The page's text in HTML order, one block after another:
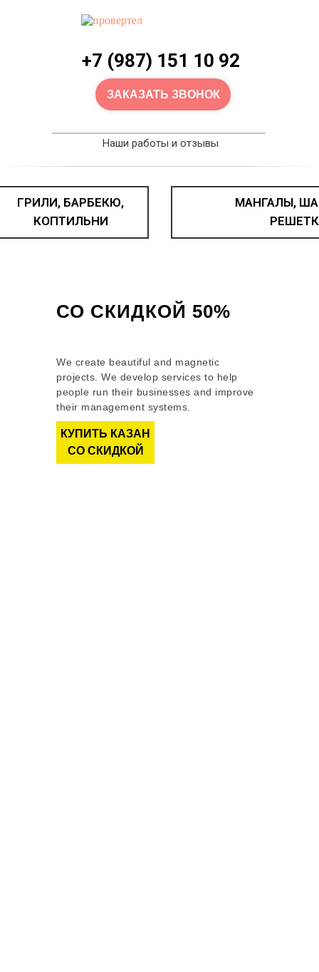
+7 (987) 151 10 92
Наши работы и отзывы
ЗАКАЗАТЬ ЗВОНОК
Как получить скидку?
ГРИЛИ, БАРБЕКЮ,
КОПТИЛЬНИ
МАНГАЛЫ,
СО СКИДКОЙ 50%
We create beautiful and magnetic
projects. We develop services to help
people run their businesses and improve
their management systems.
КУПИТЬ КАЗАН
СО СКИДКОЙ